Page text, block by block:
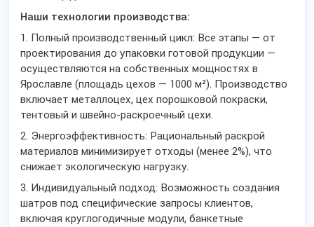
Наши технологии производства:
1. Полный производственный цикл: Все этапы — от
проектирования до упаковки готовой продукции —
осуществляются на собственных мощностях в
Ярославле (площадь цехов — 1000 м²). Производство
включает металлоцех, цех порошковой покраски,
тентовый и швейно-раскроечный цехи.
2. Энергоэффективность: Рациональный раскрой
материалов минимизирует отходы (менее 2%), что
снижает экологическую нагрузку.
3. Индивидуальный подход: Возможность создания
шатров под специфические запросы клиентов,
включая круглогодичные модули, банкетные